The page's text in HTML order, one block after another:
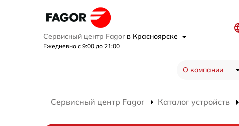
Сервисный центр Fagor в Красноярске
Ежедневно с 9:00 до 21:00
О компании
Сервисный центр Fagor Каталог устройств